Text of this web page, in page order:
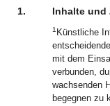
1. Inhalte und
1 Künstliche
mit dem
verbunden,
wachsenden
begegnen zu